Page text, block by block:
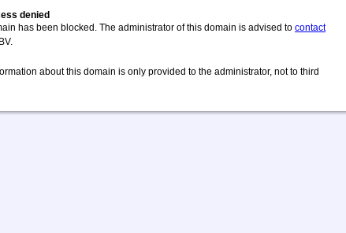
denied
has been blocked. The administrator of this domain is advised to contact
about this domain is only provided to the administrator, not to third